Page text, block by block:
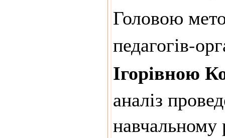
Головою
педагогів-
Ігорівною
аналіз
навчальному